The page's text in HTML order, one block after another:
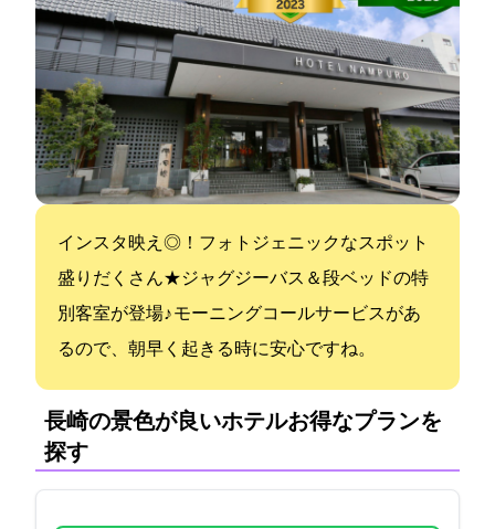
インスタ映え◎！フォトジェニックなスポット
盛りだくさん★ジャグジーバス＆2段ベッドの特
別客室が登場♪ モーニングコールサービスがあ
るので、朝早く起きる時に安心ですね。
長崎の景色が良いホテル:お得なプランを
探す